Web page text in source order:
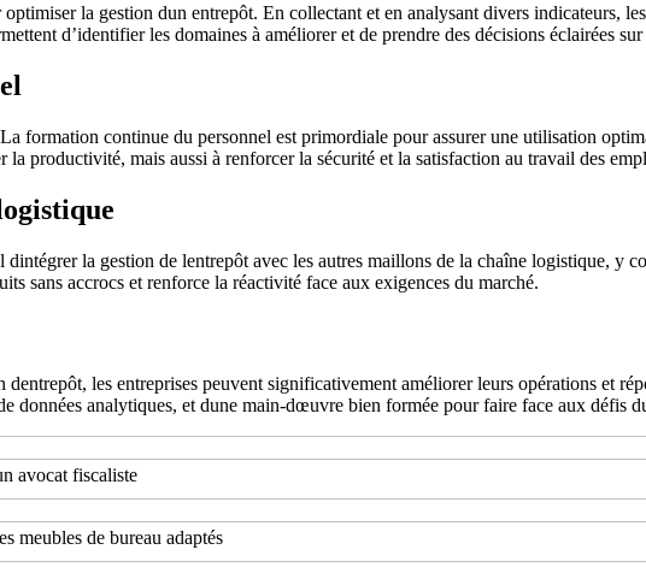
la gestion dun entrepôt. En collectant et en analysant divers indicateurs,
d’identifier les domaines à améliorer et de prendre des décisions éclairées sur
formation continue du personnel est primordiale pour assurer une utilisation
productivité, mais aussi à renforcer la sécurité et la satisfaction au travail des
la gestion de lentrepôt avec les autres maillons de la chaîne logistique, y
sans accrocs et renforce la réactivité face aux exigences du marché.
les entreprises peuvent significativement améliorer leurs opérations et
données analytiques, et dune main-dœuvre bien formée pour faire face aux défis
avocat fiscaliste
meubles de bureau adaptés